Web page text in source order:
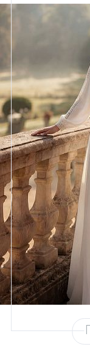
Размеры
Цвет
Силуэт
Юбка
Шлейф